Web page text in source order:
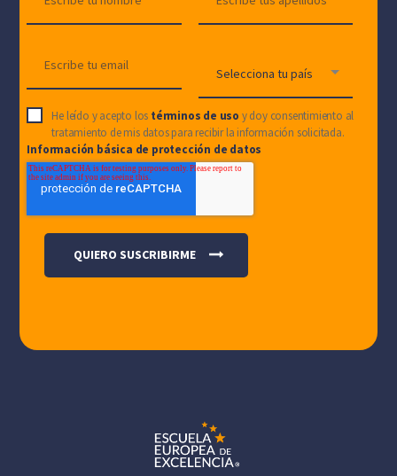
He leído y acepto los términos de uso y doy consentimiento al
tratamiento de mis datos para recibir la información solicitada.
Información básica de protección de datos